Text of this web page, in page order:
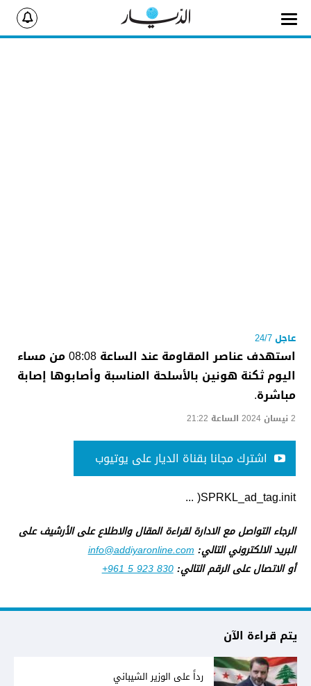
عاجل 24/7
‏استهدف ‏‏‏عناصر المقاومة عند الساعة 08:08 من مساء
اليوم ثكنة هونين بالأسلحة المناسبة وأصابوها ‏إصابة
مباشرة.
2 نيسان 2024 الساعة 21:22
اشترك مجانا بقناة الديار على يوتيوب
SPRKL_ad_tag.init( ...
الرجاء التواصل مع الادارة لقراءة المقال والاطلاع على الأرشيف على
البريد الالكتروني التالي:info@addiyaronline.com
أو الاتصال على الرقم التالي:+961 5 923 830
يتم قراءة الآن
رداً على الوزير الشيباني